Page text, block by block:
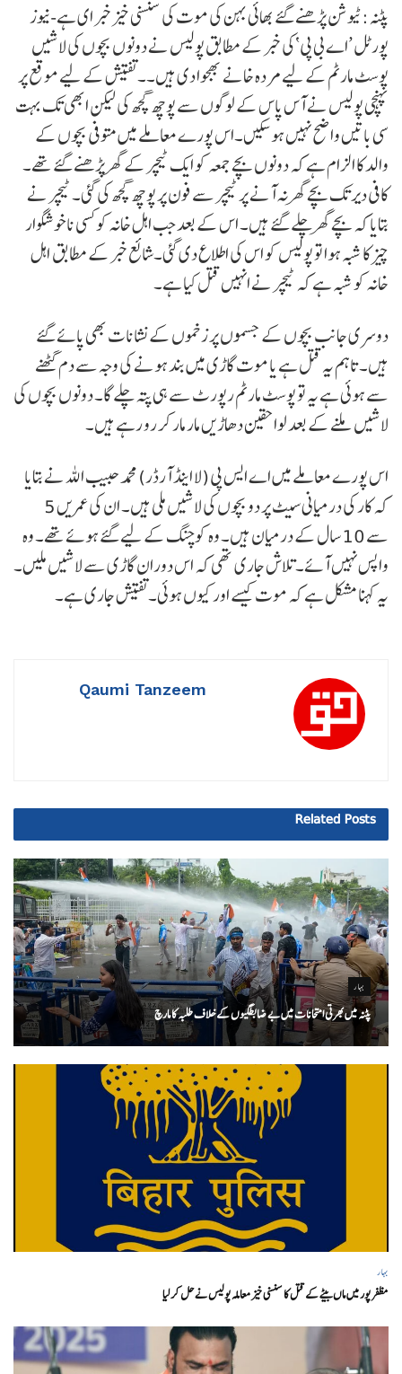
پٹنہ:ٹیوشن پڑھنے گئے بھائی بہن کی موت کی سنسنی خیز خبر ای ہے-نیوز
پورٹل ’اے بی پی‘کی خبر کے مطابق پولیس نے دونوں بچوں کی لاشیں
پوسٹ مارٹم کے لیے مردہ خانے بھجوا دی ہیں۔۔ تفتیش کے لیے موقع پر
پہنچی پولیس نے آس پاس کے لوگوں سے پوچھ گچھ کی لیکن ابھی تک بہت
سی باتیں واضح نہیں ہوسکیں۔اس پورے معاملے میں متوفی بچوں کے
والد کا الزام ہے کہ دونوں بچے جمعہ کو ایک ٹیچر کے گھر پڑھنے گئے تھے۔
کافی دیر تک بچے گھر نہ آنے پر ٹیچر سے فون پر پوچھ گچھ کی گئی۔ ٹیچر نے
بتایا کہ بچے گھر چلے گئے ہیں۔ اس کے بعد جب اہل خانہ کو کسی ناخوشگوار
چیز کا شبہ ہوا تو پولیس کو اس کی اطلاع دی گئی۔شائع خبر کے مطابق اہل
خانہ کو شبہ ہے کہ ٹیچر نے انہیں قتل کیا ہے۔
دوسری جانب بچوں کے جسموں پر زخموں کے نشانات بھی پائے گئے
ہیں۔ تاہم یہ قتل ہے یا موت گاڑی میں بند ہونے کی وجہ سے دم گھٹنے
سے ہوئی ہے یہ تو پوسٹ مارٹم رپورٹ سے ہی پتہ چلے گا۔ دونوں بچوں کی
لاشیں ملنے کے بعد لواحقین دھاڑیں مار مار کر رو رہے ہیں۔
اس پورے معاملے میں اے ایس پی (لا اینڈ آرڈر) محمد حبیب اللہ نے بتایا
کہ کار کی درمیانی سیٹ پر دو بچوں کی لاشیں ملی ہیں۔ ان کی عمریں 5
سے 10 سال کے درمیان ہیں۔ وہ کوچنگ کے لیے گئے ہوئے تھے۔ وہ
واپس نہیں آئے۔ تلاش جاری تھی کہ اس دوران گاڑی سے لاشیں ملیں۔
یہ کہنا مشکل ہے کہ موت کیسے اور کیوں ہوئی۔ تفتیش جاری ہے۔
Qaumi Tanzeem
Related Posts
بہار
پٹنہ میں بھرتی امتحانات میں بے ضابطگیوں کے خلاف طلبہ کا مارچ
بہار
مظفر پور میں ماں بیٹے کے قتل کا سنسنی خیز معاملہ پولیس نے حل کر لیا